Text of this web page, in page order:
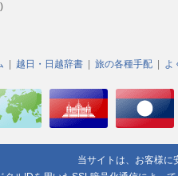
越日・日越辞書 旅の各種手配 よ
当サイトは、お客様に